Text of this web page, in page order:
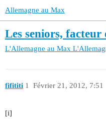
Allemagne au Max
Les seniors, facteur
L'Allemagne au Max
fifititi Février 21, 2012, 7:51
1
[i]